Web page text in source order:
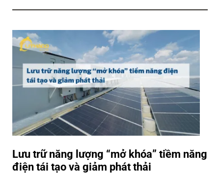
Lưu trữ năng lượng “mở khóa” tiềm năng
điện tái tạo và giảm phát thải